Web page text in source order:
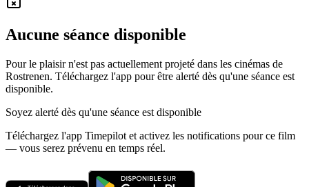
Aucune séance disponible
Pour le plaisir n'est pas actuellement projeté dans les cinémas de
Rostrenen. Téléchargez l'app pour être alerté dès qu'une séance est
disponible.
Soyez alerté dès qu'une séance est disponible
Téléchargez l'app Timepilot et activez les notifications pour ce film
— vous serez prévenu en temps réel.